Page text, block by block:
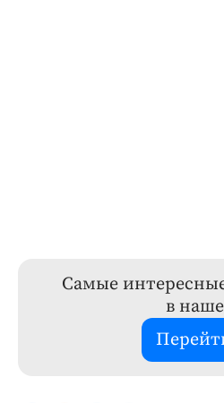
Самые
в